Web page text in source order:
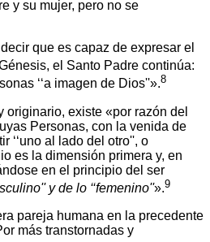
y su mujer, pero no se
que es capaz de expresar el
el Santo Padre continúa:
‘‘a imagen de Dios''».8
existe «por razón del
Personas, con la venida de
‘‘uno al lado del otro'', o
es la dimensión primera y, en
en el principio del ser
y de lo ‘‘femenino''».9
pareja humana en la precedente
más transtornadas y